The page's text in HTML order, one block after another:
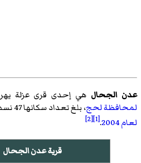
عدن الجحال هي إحدى قرىعزلة يهر
لمحافظة لحج، بلغ تعداد سكانها 47 نسمة حسب
لعام 2004
.
[1]
[2]
قرية عدن الجحال